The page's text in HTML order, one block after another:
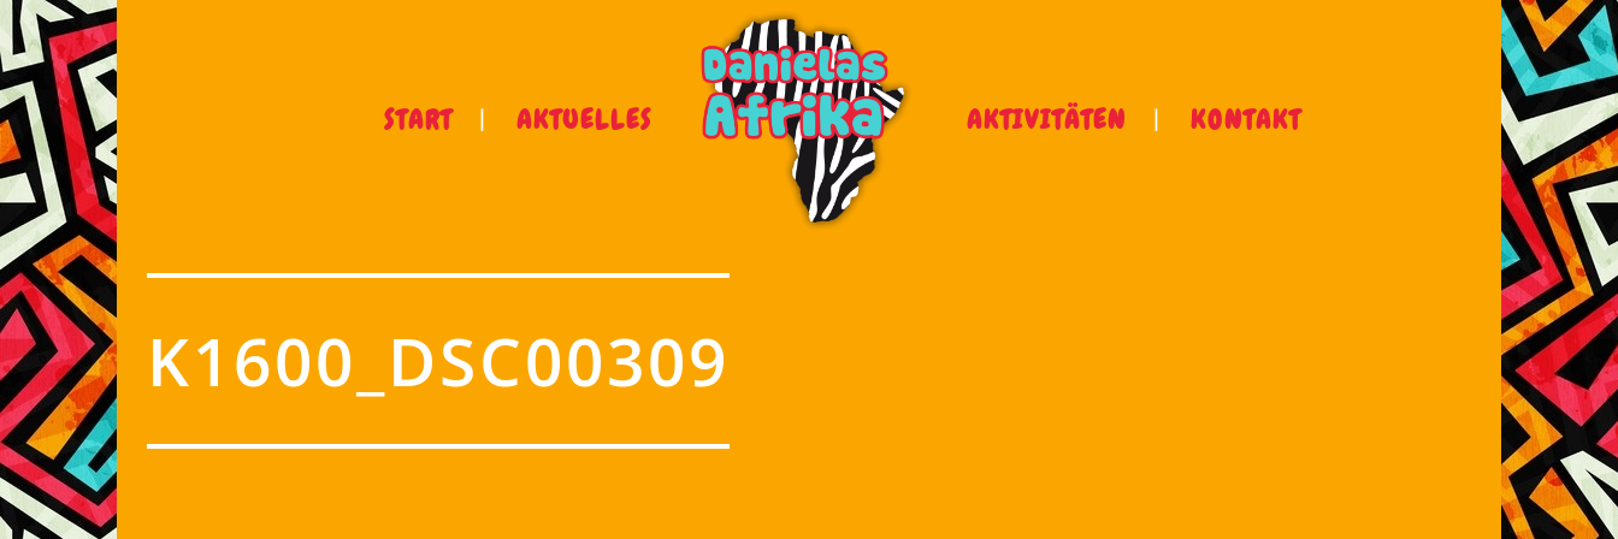
START AKTUELLES AKTIVITÄTEN KONTAKT
K1600_DSC00309